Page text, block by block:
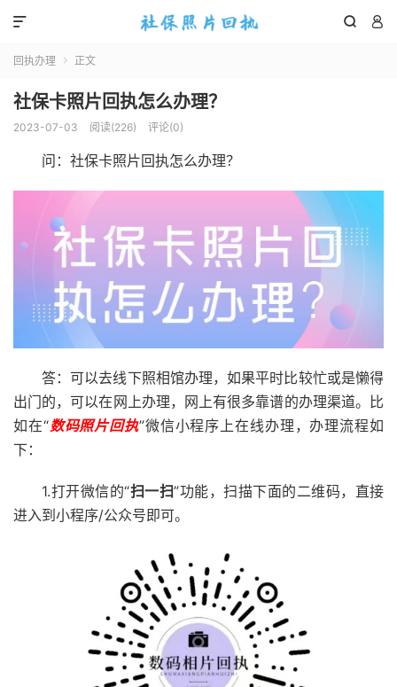
 

回执办理  正文
社保卡照片回执怎么办理？
2023-07-03 阅读(226) 评论(0)
问：社保卡照片回执怎么办理？
答：可以去线下照相馆办理，如果平时比较忙或是懒得
出门的，可以在网上办理，网上有很多靠谱的办理渠道。比
如在“数码照片回执”微信小程序上在线办理，办理流程如
下：
1.打开微信的“扫一扫”功能，扫描下面的二维码，直接
进入到小程序/公众号即可。